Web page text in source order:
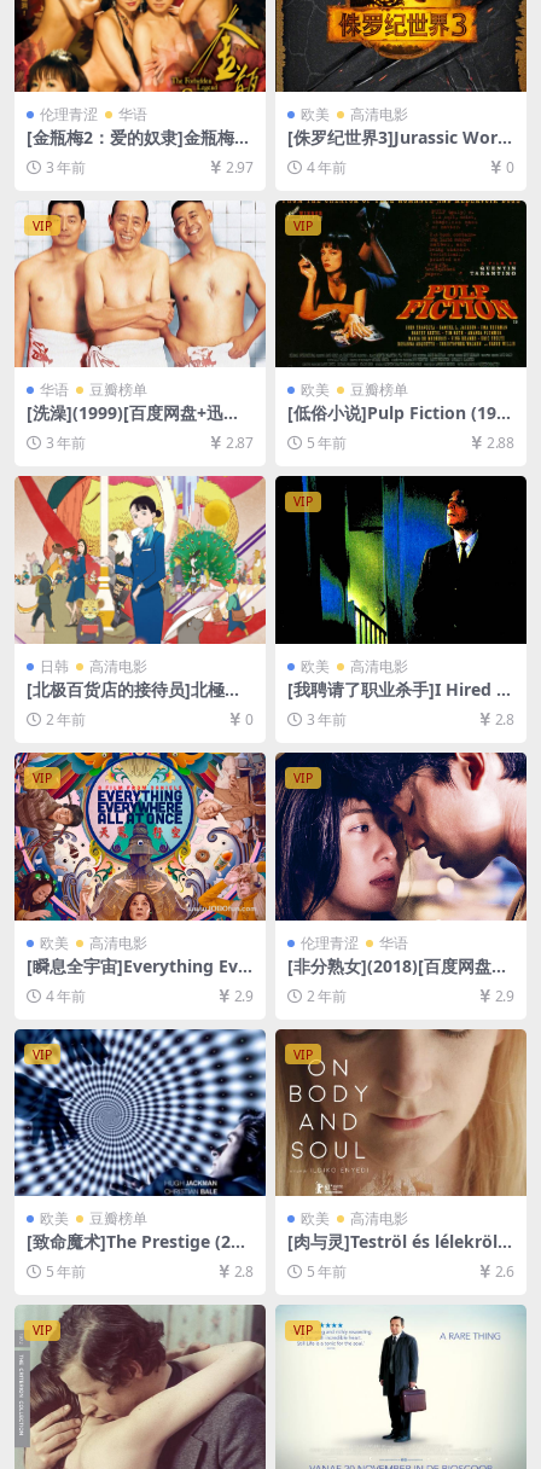
伦理青涩 华语
[金瓶梅2：爱的奴隶]金瓶梅Ⅱ
愛的奴隸 (2009)[百度网盘+夸
克网盘1080P超清未删减资源]
中字]【手机/平板无法在线播
放，请使用电脑下载防和谐压
缩包（含解压密码）】
3 年前 2.97
欧美 高清电影
[侏罗纪世界3]Jurassic Worl
d: Dominion (2022)[百度网
盘+迅雷云盘资源1080P超清
韩版硬字]
4 年前 0
VIP
华语 豆瓣榜单
[洗澡](1999)[百度网盘+迅雷
云盘资源1080P超清未删减]
[MP4/5GB][中文字幕]
3 年前 2.87
VIP
欧美 豆瓣榜单
[低俗小说]Pulp Fiction (199
4)[百度网盘+迅雷云盘资源10
80P超清未删减][MP4/10GB]
[中英字幕]
5 年前 2.88
日韩 高清电影
[北极百货店的接待员]北極百
貨店のコンシェルジュさん (2
023)[百度网盘+夸克网盘1080
P超清未删减资源][网盘在线播
放/下载][MP4/2.3GB][中文字
幕]
2 年前 0
VIP
欧美 高清电影
[我聘请了职业杀手]I Hired a
Contract Killer (1990)[百度
网盘+夸克网盘1080P超清未
删减资源][网盘在线播放/下
载][MP4/5.1GB][中文字幕]
3 年前 2.8
VIP
欧美 高清电影
[瞬息全宇宙]Everything Eve
rywhere All at Once (2022)
[百度网盘+迅雷云盘资源1080
文字幕]
4 年前 2.9
VIP
伦理青涩 华语
[非分熟女](2018)[百度网盘
+夸克网盘1080P超清未删减
资源][网盘在线播放/下载][MP
2 年前 2.9
VIP
欧美 豆瓣榜单
[致命魔术]The Prestige (200
6)[百度网盘+迅雷云盘资源10
80P超清未删减][MP4/8.4GB]
[中英字幕]
5 年前 2.8
VIP
欧美 高清电影
[肉与灵]Teströl és lélekröl
(2017)[百度网盘+迅雷云盘资
源1080P超清未删减][MP4/7.
5GB][中文字幕]
5 年前 2.6
VIP VIP